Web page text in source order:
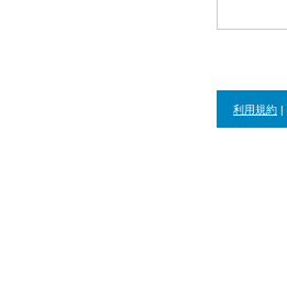
利用規約 |